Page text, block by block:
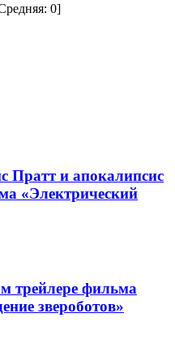
0]
и апокалипсис
«Электрический
трейлере фильма
звероботов»